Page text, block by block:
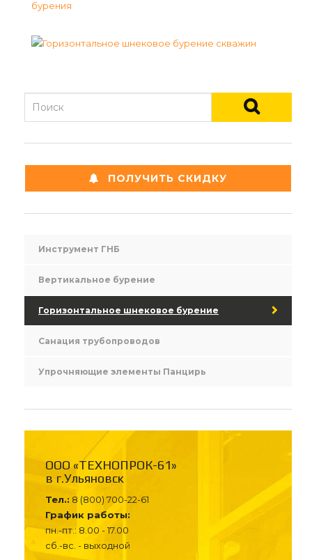
ПОЛУЧИТЬ СКИДКУ
Инструмент ГНБ
Вертикальное бурение
Горизонтальное шнековое бурение
Санация трубопроводов
Упрочняющие элементы Панцирь
ООО «ТЕХНОПРОК-61»
в г.Ульяновск
Тел.: 8 (800) 700-22-61
График работы:
пн.-пт.: 8.00 - 17.00
сб.-вс. - выходной